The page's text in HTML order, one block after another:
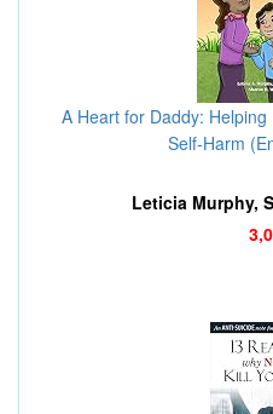
A Heart for Daddy:
Self-Harm
Leticia Murphy,